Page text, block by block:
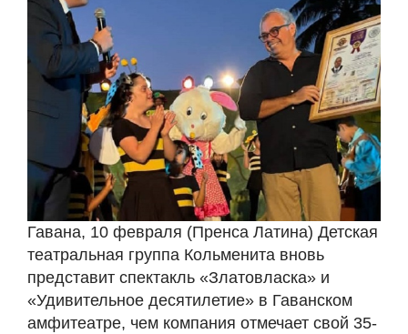
Гавана, 10 февраля (Пренса Латина) Детская
театральная группа Кольменита вновь
представит спектакль «Златовласка» и
«Удивительное десятилетие» в Гаванском
амфитеатре, чем компания отмечает свой 35-